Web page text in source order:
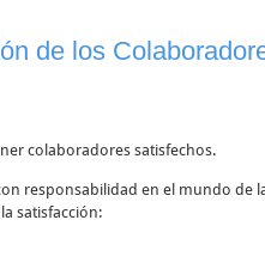
de los
colaboradores satisfechos.
responsabilidad en el mundo de
satisfacción: